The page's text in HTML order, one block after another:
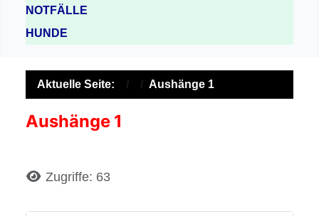
NOTFÄLLE
HUNDE
Aktuelle Seite: Aushänge 1
Aushänge 1
DetailsZugriffe: 63